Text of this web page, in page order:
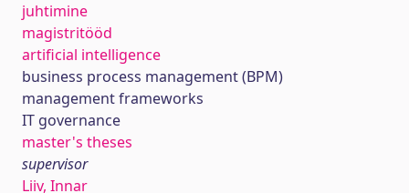
juhtimine
magistritööd
artificial intelligence
business process management (BPM)
management frameworks
IT governance
master's theses
supervisor
Liiv, Innar